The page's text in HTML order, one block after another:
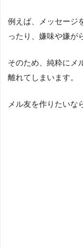
例えば、メッセージ
ったり、嫌味や嫌が
そのため、純粋にメ
離れてしまいます。
メル友を作りたいな